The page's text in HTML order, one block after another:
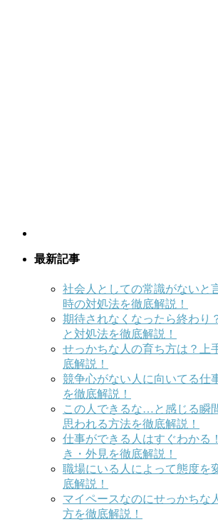
最新記事
社会人としての常識がないと
時の対処法を徹底解説！
期待されなくなったら終わり
と対処法を徹底解説！
せっかちな人の育ち方は？上
底解説！
競争心がない人に向いてる仕
を徹底解説！
この人できるな…と感じる瞬
思われる方法を徹底解説！
仕事ができる人はすぐわかる
き・外見を徹底解説！
職場にいる人によって態度を
底解説！
マイペースなのにせっかちな
方を徹底解説！